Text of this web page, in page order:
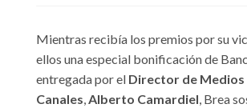
Mientras recibía los premios por su
ellos una especial bonificación de
entregada por el Director de Medios
Canales,Alberto Camardiel, Brea